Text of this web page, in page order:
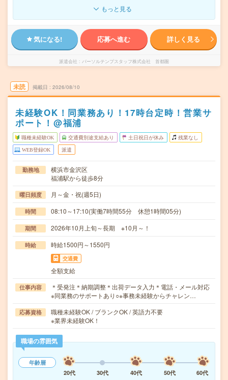
もっと見る
気になる! 応募へ進む 詳しく見る
派遣会社 パーソルテンプスタッフ株式会社 首都圏
未読 掲載日 2026/08/10
未経験OK！同業務あり！17時台定時！営業サ
ポート！@福浦
職種未経験OK 交通費別途支給あり 土日祝日が休み 残業なし
WEB登録OK 派遣
勤務地
横浜市金沢区
福浦駅から徒歩8分
曜日頻度 月～金・祝(週5日)
時間 08:10～17:10(実働7時間55分 休憩1時間05分)
期間 2026年10月上旬～長期 ※10月～！
時給 時給1500円～1550円
交通費
全額支給
仕事内容
＊受発注＊納期調整＊出荷データ入力＊電話・メール対応
※同業務のサポートあり○※事務未経験からチャレン…
応募資格
職種未経験OK / ブランクOK / 英語力不要
※業界未経験OK！
職場の雰囲気
年齢層
20代
30代 40代 50代
60代